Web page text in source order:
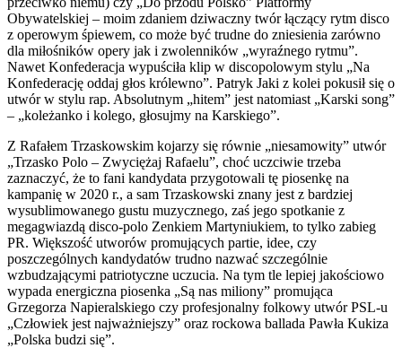
Obywatelskiej – moim zdaniem dziwaczny twór łączący rytm disco
z operowym śpiewem, co może być trudne do zniesienia zarówno
dla miłośników opery jak i zwolenników „wyraźnego rytmu”.
Nawet Konfederacja wypuściła klip w discopolowym stylu „Na
Konfederację oddaj głos królewno”. Patryk Jaki z kolei pokusił się o
utwór w stylu rap. Absolutnym „hitem” jest natomiast „Karski song”
– „koleżanko i kolego, głosujmy na Karskiego”.
Z Rafałem Trzaskowskim kojarzy się równie „niesamowity” utwór
„Trzasko Polo – Zwyciężaj Rafaelu”, choć uczciwie trzeba
zaznaczyć, że to fani kandydata przygotowali tę piosenkę na
kampanię w 2020 r., a sam Trzaskowski znany jest z bardziej
wysublimowanego gustu muzycznego, zaś jego spotkanie z
megagwiazdą disco-polo Zenkiem Martyniukiem, to tylko zabieg
PR. Większość utworów promujących partie, idee, czy
poszczególnych kandydatów trudno nazwać szczególnie
wzbudzającymi patriotyczne uczucia. Na tym tle lepiej jakościowo
wypada energiczna piosenka „Są nas miliony” promująca
Grzegorza Napieralskiego czy profesjonalny folkowy utwór PSL-u
„Człowiek jest najważniejszy” oraz rockowa ballada Pawła Kukiza
„Polska budzi się”.